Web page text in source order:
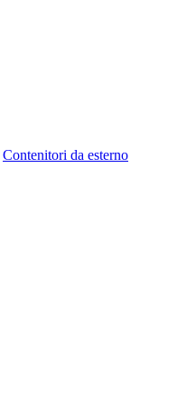
Contenitori da esterno